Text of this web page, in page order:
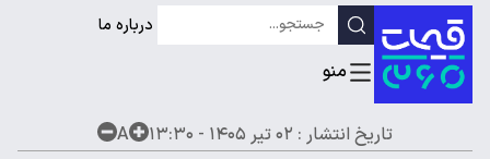
درباره ما
تاریخ انتشار : ۰۲ تیر ۱۴۰۵ - ۱۳:۳۰ A